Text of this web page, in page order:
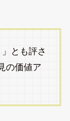
とも評さ
の価値ア